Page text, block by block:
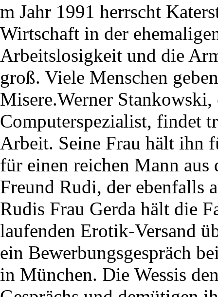
m Jahr 1991 herrscht
Wirtschaft in der
Arbeitslosigkeit und die
groß. Viele Menschen
Misere.Werner
Computerspezialist, findet
Arbeit. Seine Frau hält ihn
für einen reichen Mann aus
Freund Rudi, der ebenfalls
Rudis Frau Gerda hält die
laufenden Erotik-Versand
ein Bewerbungsgespräch
in München. Die Wessis